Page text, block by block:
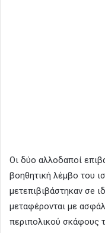
Οι δύο αλλοδαποί
βοηθητική λέμβο του
μετεπιβιβάστηκαν σe
μεταφέρονται με
περιπολικού σκάφους